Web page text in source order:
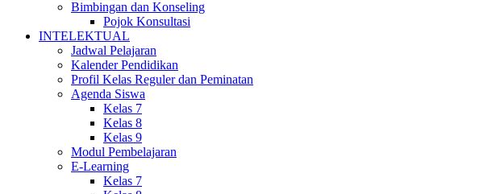
Bimbingan dan Konseling
Pojok Konsultasi
INTELEKTUAL
Jadwal Pelajaran
Kalender Pendidikan
Profil Kelas Reguler dan Peminatan
Agenda Siswa
Kelas 7
Kelas 8
Kelas 9
Modul Pembelajaran
E-Learning
Kelas 7